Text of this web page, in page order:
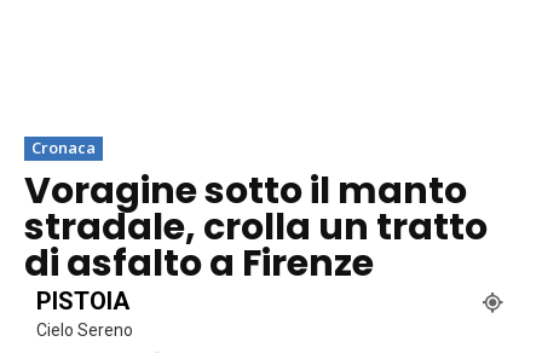
Cronaca
Voragine sotto il manto
stradale, crolla un tratto
di asfalto a Firenze
PISTOIA
Cielo Sereno